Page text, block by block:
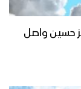
حسين واصل